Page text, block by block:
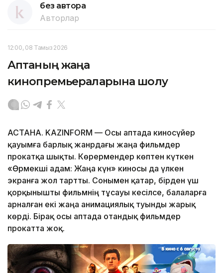
без автора
Авторлар
12:00, 08 Тамыз 2026
Аптаның жаңа
кинопремьераларына шолу
АСТАНА. KAZINFORM — Осы аптада киносүйер
қауымға барлық жанрдағы жаңа фильмдер
прокатқа шықты. Көрермендер көптен күткен
«Өрмекші адам: Жаңа күн» киносы да үлкен
экранға жол тартты. Сонымен қатар, бірден үш
қорқынышты фильмнің тұсауы кесілсе, балаларға
арналған екі жаңа анимациялық туынды жарық
көрді. Бірақ осы аптада отандық фильмдер
прокатта жоқ.